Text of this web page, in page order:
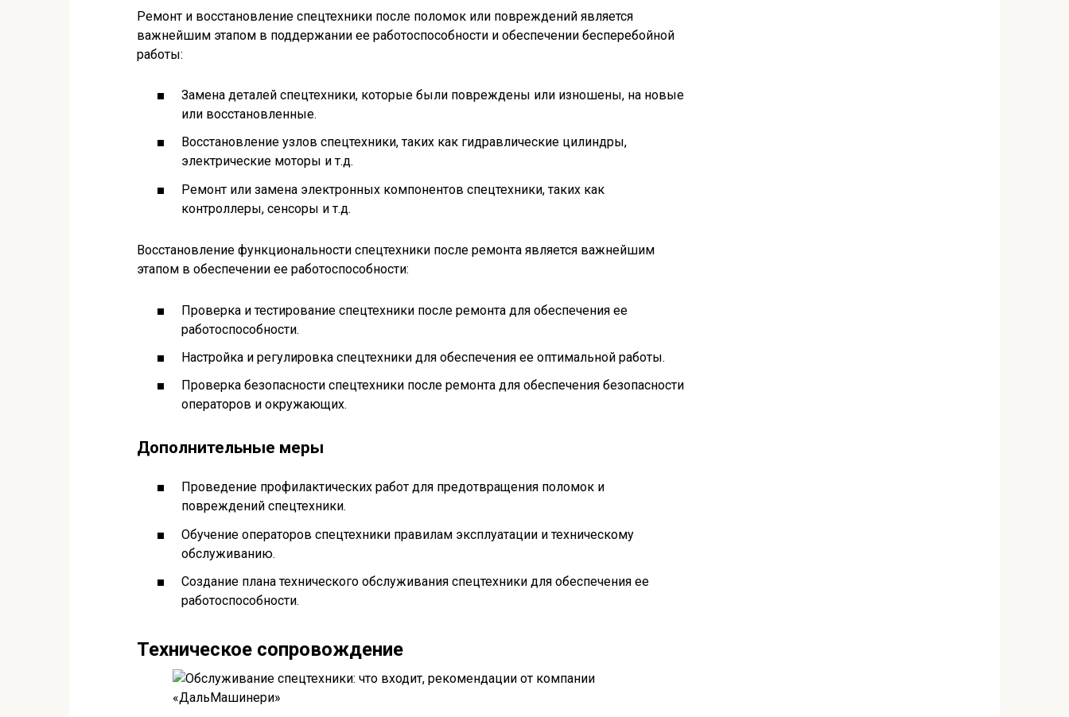
Ремонт и восстановление спецтехники после поломок или повреждений является
важнейшим этапом в поддержании ее работоспособности и обеспечении бесперебойной
работы:
Замена деталей спецтехники, которые были повреждены или изношены, на новые
или восстановленные.
Восстановление узлов спецтехники, таких как гидравлические цилиндры,
электрические моторы и т.д.
Ремонт или замена электронных компонентов спецтехники, таких как
контроллеры, сенсоры и т.д.
Восстановление функциональности спецтехники после ремонта является важнейшим
этапом в обеспечении ее работоспособности:
Проверка и тестирование спецтехники после ремонта для обеспечения ее
работоспособности.
Настройка и регулировка спецтехники для обеспечения ее оптимальной работы.
Проверка безопасности спецтехники после ремонта для обеспечения безопасности
операторов и окружающих.
Дополнительные меры
Проведение профилактических работ для предотвращения поломок и
повреждений спецтехники.
Обучение операторов спецтехники правилам эксплуатации и техническому
обслуживанию.
Создание плана технического обслуживания спецтехники для обеспечения ее
работоспособности.
Техническое сопровождение